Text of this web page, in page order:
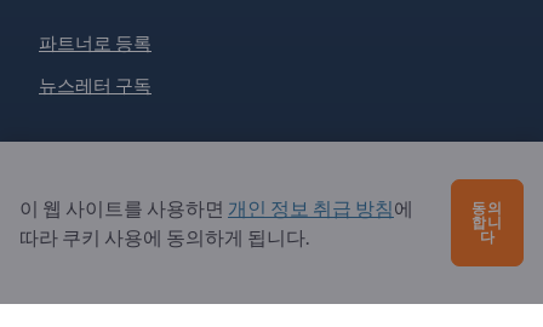
파트너로 등록
뉴스레터 구독
자주 묻는 질문
소개
이 웹 사이트를 사용하면 개인 정보 취급 방침에
따라 쿠키 사용에 동의하게 됩니다.
동의
합니
다